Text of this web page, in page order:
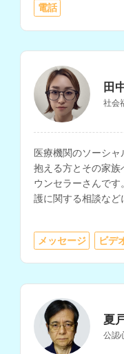
電話
田
社会
医療機関のソーシ
抱える方とその家族
ウンセラーさんで
護に関する相談など
メッセージ ビデ
夏
公認